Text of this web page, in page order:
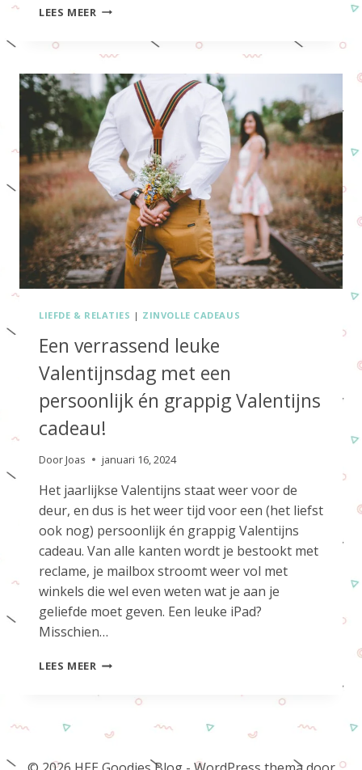
LEES MEER HOE
DIT
JAAR
NOU
WÉL
EEN
NUTTIG
OF
PERSOONLIJK
MOEDERDAG
CADEAU?
LIEFDE & RELATIES | ZINVOLLE CADEAUS
Een verrassend leuke
Valentijnsdag met een
persoonlijk én grappig Valentijns
cadeau!
Door Joas januari 16, 2024
Het jaarlijkse Valentijns staat weer voor de
deur, en dus is het weer tijd voor een (het liefst
ook nog) persoonlijk én grappig Valentijns
cadeau. Van alle kanten wordt je bestookt met
reclame, je mailbox stroomt weer vol met
winkels die wel even weten wat je aan je
geliefde moet geven. Een leuke iPad?
Misschien…
LEES MEER EEN
LEUKE
PERSOONLIJK